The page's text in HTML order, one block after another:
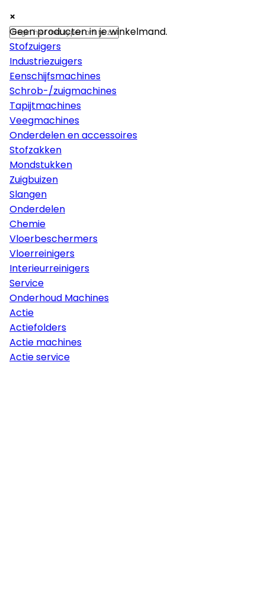
×
Machines
Stofzuigers
Industriezuigers
Eenschijfsmachines
Schrob-/zuigmachines
Tapijtmachines
Veegmachines
Onderdelen en accessoires
Stofzakken
Mondstukken
Zuigbuizen
Slangen
Onderdelen
Chemie
Vloerbeschermers
Vloerreinigers
Interieurreinigers
Service
Onderhoud Machines
Actie
Actiefolders
Actie machines
Actie service
×
×
Geen producten in je winkelmand.